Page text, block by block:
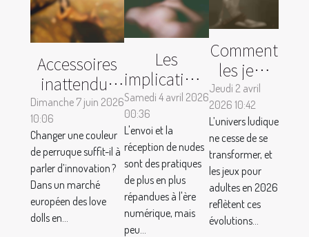
Accessoires
inattendus
pour
personnaliser
sa sex doll :
où
commence
l’innovation ?
Dimanche 7 juin 2026
10:06
Changer une couleur
de perruque suffit-il à
parler d’innovation ?
Dans un marché
européen des love
dolls en...
Les
implications
légales des
nudes : ce
que vous
devez savoir
Samedi 4 avril 2026
00:36
L'envoi et la
réception de nudes
sont des pratiques
de plus en plus
répandues à l'ère
numérique, mais
peu...
Comment
les jeux
pour
adultes
évoluent-
ils en
2026 ?
Jeudi 2 avril
2026 10:42
L’univers ludique
ne cesse de se
transformer, et
les jeux pour
adultes en 2026
reflètent ces
évolutions...